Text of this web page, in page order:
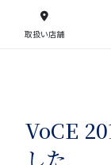
取扱い店舗
VoCE
した